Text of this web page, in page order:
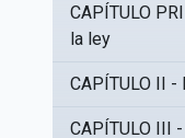
CAPÍTULO
la ley
CAPÍTULO II
CAPÍTULO III